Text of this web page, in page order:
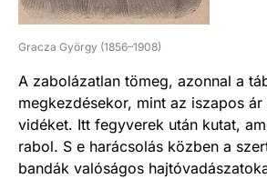
Gracza György (1856–1908)
A zabolázatlan tömeg, azonnal a
megkezdésekor, mint az iszapos
vidéket. Itt fegyverek után kutat,
rabol. S e harácsolás közben a
bandák valóságos